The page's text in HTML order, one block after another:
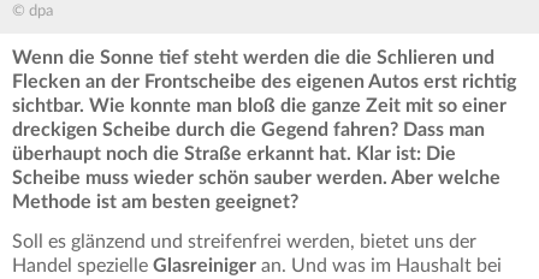
© dpa
Wenn die Sonne tief steht werden die die Schlieren und
Flecken an der Frontscheibe des eigenen Autos erst richtig
sichtbar. Wie konnte man bloß die ganze Zeit mit so einer
dreckigen Scheibe durch die Gegend fahren? Dass man
überhaupt noch die Straße erkannt hat. Klar ist: Die
Scheibe muss wieder schön sauber werden. Aber welche
Methode ist am besten geeignet?
Soll es glänzend und streifenfrei werden, bietet uns der
Handel spezielle Glasreiniger an. Und was im Haushalt bei